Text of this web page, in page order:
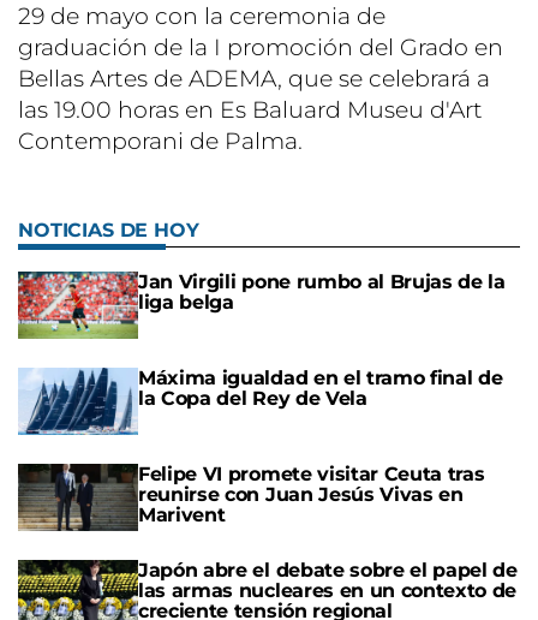
29 de mayo con la ceremonia de
graduación de la I promoción del Grado en
Bellas Artes de ADEMA, que se celebrará a
las 19.00 horas en Es Baluard Museu d'Art
Contemporani de Palma.
NOTICIAS DE HOY
Jan Virgili pone rumbo al Brujas de la
liga belga
Máxima igualdad en el tramo final de
la Copa del Rey de Vela
Felipe VI promete visitar Ceuta tras
reunirse con Juan Jesús Vivas en
Marivent
Japón abre el debate sobre el papel de
las armas nucleares en un contexto de
creciente tensión regional